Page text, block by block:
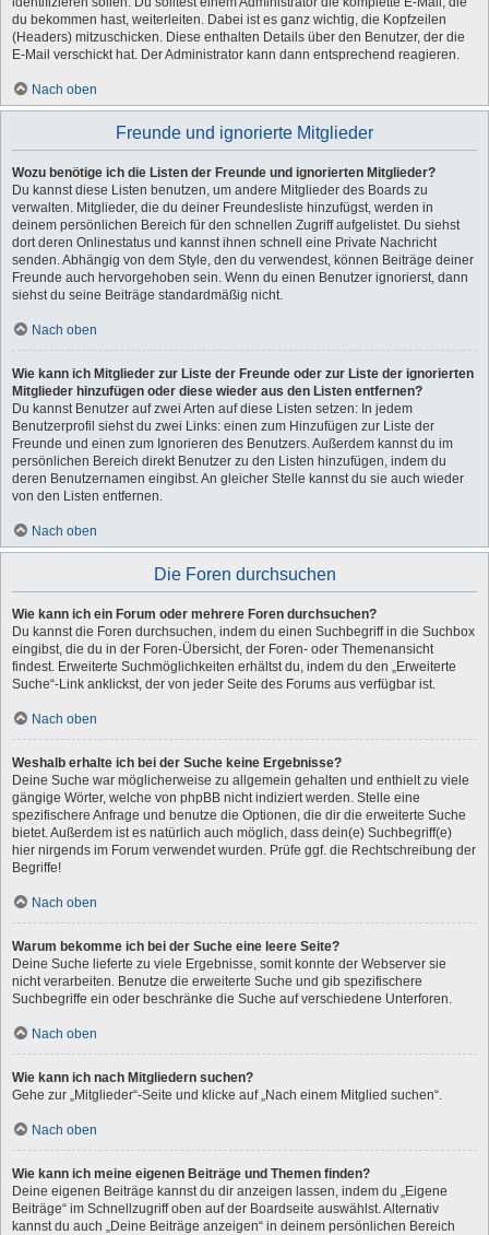
du bekommen hast, weiterleiten. Dabei ist es ganz wichtig, die Kopfzeilen
(Headers) mitzuschicken. Diese enthalten Details über den Benutzer, der die
E-Mail verschickt hat. Der Administrator kann dann entsprechend reagieren.
Nach oben
Freunde und ignorierte Mitglieder
Wozu benötige ich die Listen der Freunde und ignorierten Mitglieder?
Du kannst diese Listen benutzen, um andere Mitglieder des Boards zu
verwalten. Mitglieder, die du deiner Freundesliste hinzufügst, werden in
deinem persönlichen Bereich für den schnellen Zugriff aufgelistet. Du siehst
dort deren Onlinestatus und kannst ihnen schnell eine Private Nachricht
senden. Abhängig von dem Style, den du verwendest, können Beiträge deiner
Freunde auch hervorgehoben sein. Wenn du einen Benutzer ignorierst, dann
siehst du seine Beiträge standardmäßig nicht.
Nach oben
Wie kann ich Mitglieder zur Liste der Freunde oder zur Liste der ignorierten
Mitglieder hinzufügen oder diese wieder aus den Listen entfernen?
Du kannst Benutzer auf zwei Arten auf diese Listen setzen: In jedem
Benutzerprofil siehst du zwei Links: einen zum Hinzufügen zur Liste der
Freunde und einen zum Ignorieren des Benutzers. Außerdem kannst du im
persönlichen Bereich direkt Benutzer zu den Listen hinzufügen, indem du
deren Benutzernamen eingibst. An gleicher Stelle kannst du sie auch wieder
von den Listen entfernen.
Nach oben
Die Foren durchsuchen
Wie kann ich ein Forum oder mehrere Foren durchsuchen?
Du kannst die Foren durchsuchen, indem du einen Suchbegriff in die Suchbox
eingibst, die du in der Foren-Übersicht, der Foren- oder Themenansicht
findest. Erweiterte Suchmöglichkeiten erhältst du, indem du den „Erweiterte
Suche“-Link anklickst, der von jeder Seite des Forums aus verfügbar ist.
Nach oben
Weshalb erhalte ich bei der Suche keine Ergebnisse?
Deine Suche war möglicherweise zu allgemein gehalten und enthielt zu viele
gängige Wörter, welche von phpBB nicht indiziert werden. Stelle eine
spezifischere Anfrage und benutze die Optionen, die dir die erweiterte Suche
bietet. Außerdem ist es natürlich auch möglich, dass dein(e) Suchbegriff(e)
hier nirgends im Forum verwendet wurden. Prüfe ggf. die Rechtschreibung der
Begriffe!
Nach oben
Warum bekomme ich bei der Suche eine leere Seite?
Deine Suche lieferte zu viele Ergebnisse, somit konnte der Webserver sie
nicht verarbeiten. Benutze die erweiterte Suche und gib spezifischere
Suchbegriffe ein oder beschränke die Suche auf verschiedene Unterforen.
Nach oben
Wie kann ich nach Mitgliedern suchen?
Gehe zur „Mitglieder“-Seite und klicke auf „Nach einem Mitglied suchen“.
Nach oben
Wie kann ich meine eigenen Beiträge und Themen finden?
Deine eigenen Beiträge kannst du dir anzeigen lassen, indem du „Eigene
Beiträge“ im Schnellzugriff oben auf der Boardseite auswählst. Alternativ
kannst du auch „Deine Beiträge anzeigen“ in deinem persönlichen Bereich